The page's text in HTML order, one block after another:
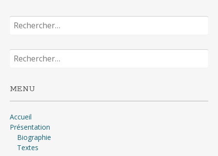
Rechercher :
Rechercher :
MENU
Accueil
Présentation
Biographie
Textes